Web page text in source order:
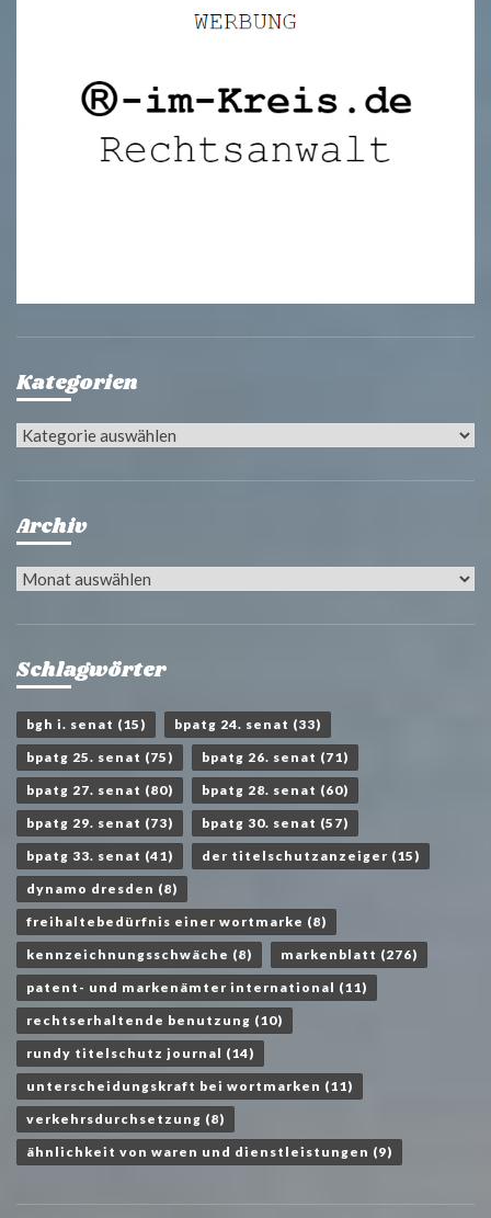
Kategorien
Kategorien
Archiv
Archiv
Schlagwörter
bgh i. senat (15) bpatg 24. senat (33)
bpatg 25. senat (75) bpatg 26. senat (71)
bpatg 27. senat (80) bpatg 28. senat (60)
bpatg 29. senat (73) bpatg 30. senat (57)
bpatg 33. senat (41) der titelschutzanzeiger (15)
dynamo dresden (8)
freihaltebedürfnis einer wortmarke (8)
kennzeichnungsschwäche (8) markenblatt (276)
patent- und markenämter international (11)
rechtserhaltende benutzung (10)
rundy titelschutz journal (14)
unterscheidungskraft bei wortmarken (11)
verkehrsdurchsetzung (8)
ähnlichkeit von waren und dienstleistungen (9)